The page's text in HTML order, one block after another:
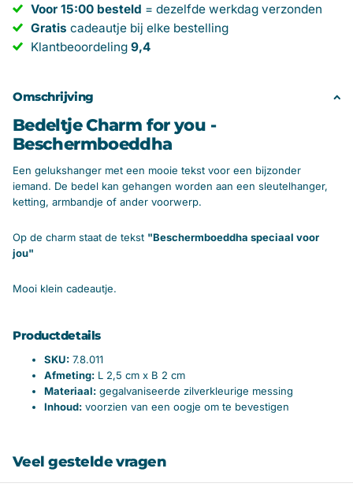
Voor 15:00 besteld = dezelfde werkdag verzonden
Gratiscadeautje bij elke bestelling
Klantbeoordeling9,4
Omschrijving
Bedeltje Charm for you -
Beschermboeddha
Een gelukshanger met een mooie tekst voor een bijzonder
iemand. De bedel kan gehangen worden aan een sleutelhanger,
ketting, armbandje of ander voorwerp.
Op de charm staat de tekst "Beschermboeddha speciaal voor
jou"
Mooi klein cadeautje.
Productdetails
SKU: 7.8.011
Afmeting: L 2,5 cm x B 2 cm
Materiaal: gegalvaniseerde zilverkleurige messing
Inhoud: voorzien van een oogje om te bevestigen
Veel gestelde vragen